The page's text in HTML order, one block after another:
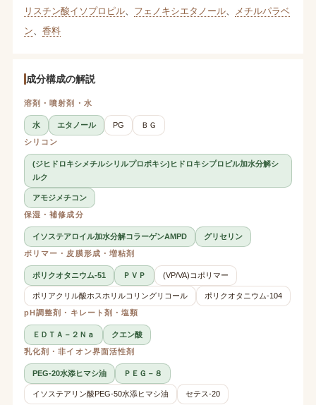
リスチン酸イソプロピル、 フェノキシエタノール、
メチルパラベ
ン
香料
成分構成の解説
溶剤・噴射剤・水
水 エタノール PG
ＢＧ
シリコン
(ジヒドロキシメチルシリルプロポキシ)ヒドロキシプロピル加水分解シ
ルク
アモジメチコン
保湿・補修成分
イソステアロイル加水分解コラーゲンAMPD
グリセリン
ポリマー・皮膜形成・増粘剤
ポリクオタニウム-51 ＰＶＰ (VP/VA)コポリマー
ポリアクリル酸ホスホリルコリングリコール
ポリクオタニウム-104
pH調整剤・キレート剤・塩類
ＥＤＴＡ－２Ｎａ
クエン酸
乳化剤・非イオン界面活性剤
PEG-20水添ヒマシ油 ＰＥＧ－８
イソステアリン酸PEG-50水添ヒマシ油
セテス-20